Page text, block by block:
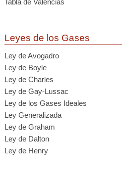
Leyes de los Gases
Ley de Avogadro
Ley de Boyle
Ley de Charles
Ley de Gay-Lussac
Ley de los Gases Ideales
Ley Generalizada
Ley de Graham
Ley de Dalton
Ley de Henry